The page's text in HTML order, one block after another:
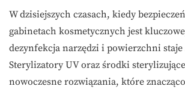
W dzisiejszych czasach, kiedy
gabinetach kosmetycznych jest
dezynfekcja narzędzi i powierzchni staje
Sterylizatory UV oraz środki
nowoczesne rozwiązania, które